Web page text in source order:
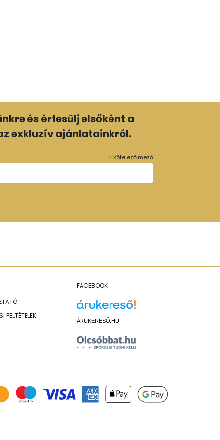
és értesülj elsőként a
exkluzív ajánlatainkról.
* kötelező mező
FELTÉTELEK
FACEBOOK
ÁRUKERESŐ.HU